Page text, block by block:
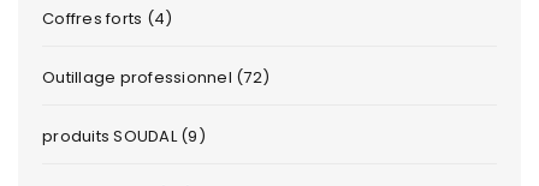
Coffres forts (4)
Outillage professionnel (72)
produits SOUDAL (9)